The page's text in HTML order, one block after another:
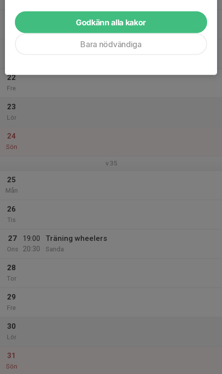
20
Ons
Träning wheelers
22
Fre
23
Lör
24
Sön
v.35
25
Mån
26
Tis
27
Ons
19:00
20:30
Träning wheelers
Sanda
28
Tor
29
Fre
30
Lör
31
Sön
Godkänn alla kakor
Bara nödvändiga